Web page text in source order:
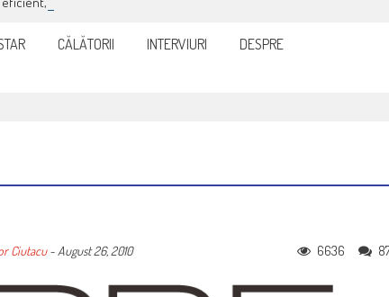
CĂLĂTORII INTERVIURI DESPRE
Ciutacu- August 26, 2010 6636